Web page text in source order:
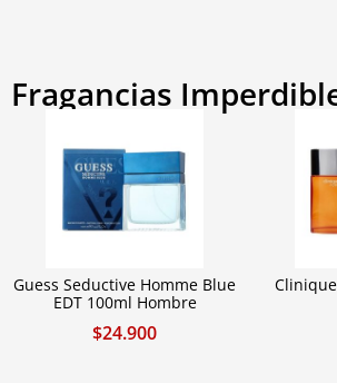
Fragancias
Guess Seductive Homme Blue
EDT 100ml Hombre
$24.900